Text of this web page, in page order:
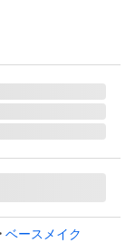
ベースメイク